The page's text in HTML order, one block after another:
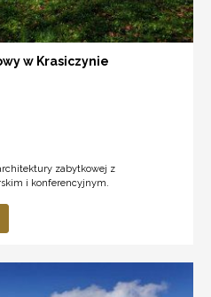
w Krasiczynie
zabytkowej z
i konferencyjnym.